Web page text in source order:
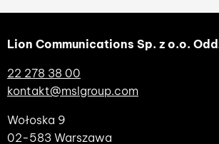
Lion Communications Sp. z o.o.
22 278 38 00
kontakt@mslgroup.com
Wołoska 9
02-583 Warszawa